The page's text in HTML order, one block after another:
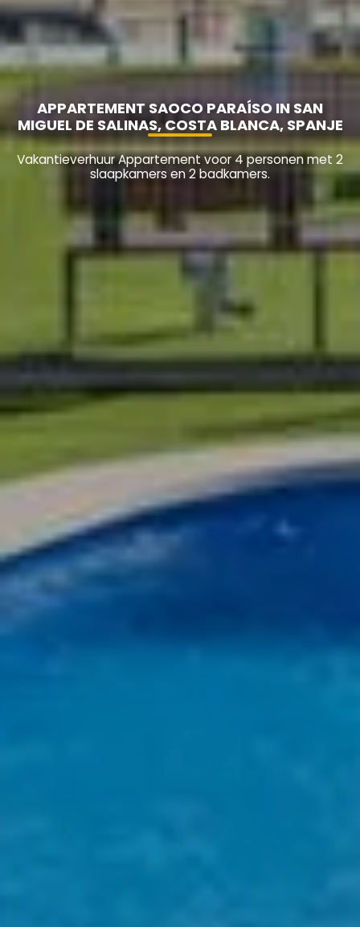
APPARTEMENT SAOCO PARAÍSO IN SAN
MIGUEL DE SALINAS, COSTA BLANCA, SPANJE
Vakantieverhuur Appartement voor 4 personen met 2
slaapkamers en 2 badkamers.